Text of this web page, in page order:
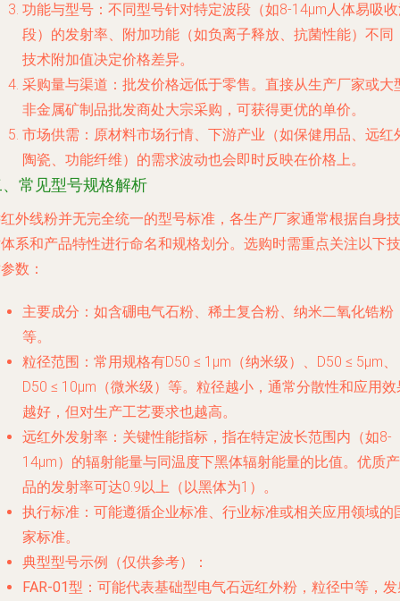
功能与型号 ：不同型号针对特定波段（如8-14μm人体易吸
段）的发射率、附加功能（如负离子释放、抗菌性能）不同
技术附加值决定价格差异。
采购量与渠道 ：批发价格远低于零售。直接从生产厂家或大
非金属矿制品批发商处大宗采购，可获得更优的单价。
市场供需 ：原材料市场行情、下游产业（如保健用品、远红
陶瓷、功能纤维）的需求波动也会即时反映在价格上。
常见型号规格解析
外线粉并无完全统一的型号标准，各生产厂家通常根据自身技
系和产品特性进行命名和规格划分。选购时需重点关注以下技
数：
主要成分 ：如含硼电气石粉、稀土复合粉、纳米二氧化锆粉
等。
粒径范围 ：常用规格有D50 ≤ 1μm（纳米级）、D50 ≤ 5μm、
D50 ≤ 10μm（微米级）等。粒径越小，通常分散性和应用效
越好，但对生产工艺要求也越高。
远红外发射率 ：关键性能指标，指在特定波长范围内（如8-
14μm）的辐射能量与同温度下黑体辐射能量的比值。优质产
品的发射率可达0.9以上（以黑体为1）。
执行标准 ：可能遵循企业标准、行业标准或相关应用领域的
家标准。
典型型号示例（仅供参考）
：
FAR-01型 ：可能代表基础型电气石远红外粉，粒径中等，